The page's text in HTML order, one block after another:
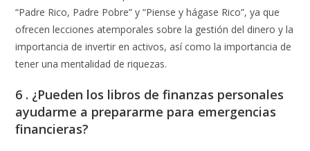
“Padre Rico, Padre Pobre” y “Piense y hágase Rico”, ya que
ofrecen lecciones atemporales sobre la gestión del dinero y la
importancia de invertir en activos, así como la importancia de
tener una mentalidad de riquezas.
6 . ¿Pueden los libros de finanzas personales
ayudarme a prepararme para emergencias
financieras?